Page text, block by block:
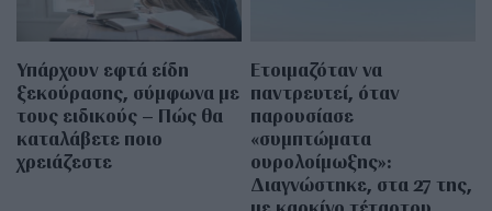
Υπάρχουν εφτά είδη
ξεκούρασης, σύμφωνα με
τους ειδικούς – Πώς θα
καταλάβετε ποιο
χρειάζεστε
Ετοιμαζόταν να
παντρευτεί, όταν
παρουσίασε
«συμπτώματα
ουρολοίμωξης»:
Διαγνώστηκε, στα 27 της,